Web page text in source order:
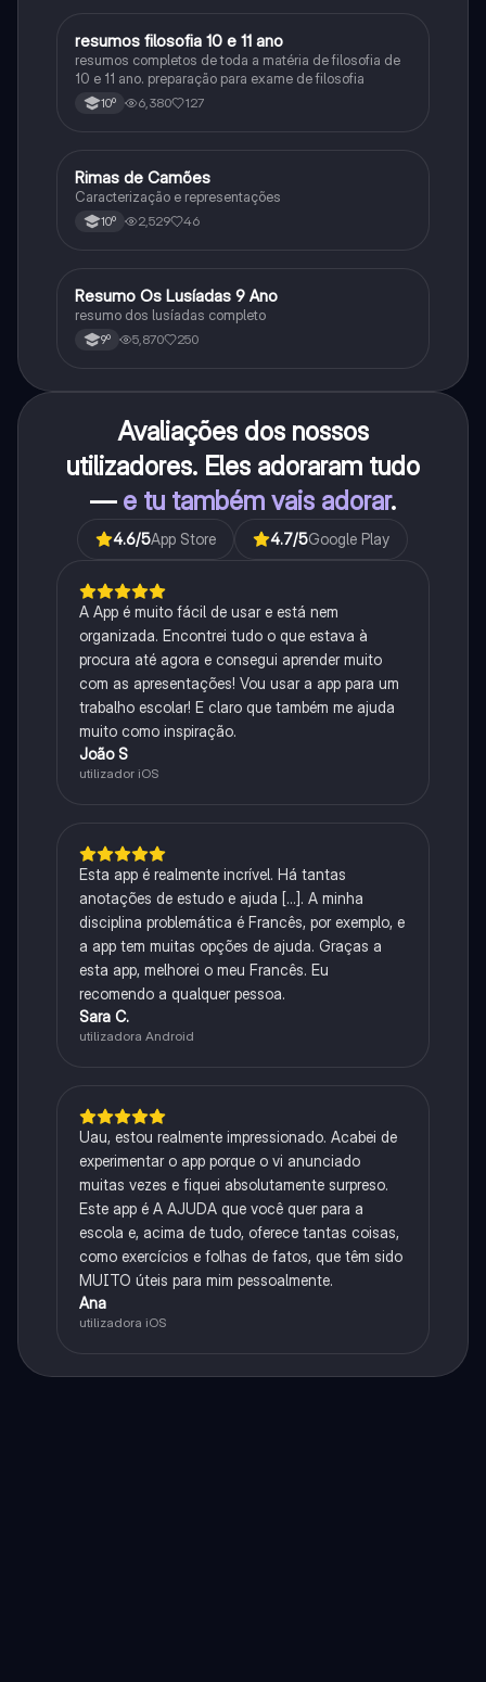
Filosofia
resumos filosofia 10 e 11 ano
resumos completos de toda a matéria de filosofia de
10 e 11 ano. preparação para exame de filosofia
10º 6,380 127
Português
Rimas de Camões
Caracterização e representações
10º 2,529 46
Português
Resumo Os Lusíadas 9 Ano
resumo dos lusíadas completo
9º 5,870 250
Avaliações dos nossos
utilizadores. Eles adoraram tudo
— e tu também vais adorar.
4.6/5App Store 4.7/5Google Play
A App é muito fácil de usar e está nem
organizada. Encontrei tudo o que estava à
procura até agora e consegui aprender muito
com as apresentações! Vou usar a app para um
trabalho escolar! E claro que também me ajuda
muito como inspiração.
João S
utilizador iOS
Esta app é realmente incrível. Há tantas
anotações de estudo e ajuda [...]. A minha
disciplina problemática é Francês, por exemplo, e
a app tem muitas opções de ajuda. Graças a
esta app, melhorei o meu Francês. Eu
recomendo a qualquer pessoa.
Sara C.
utilizadora Android
Uau, estou realmente impressionado. Acabei de
experimentar o app porque o vi anunciado
muitas vezes e fiquei absolutamente surpreso.
Este app é A AJUDA que você quer para a
escola e, acima de tudo, oferece tantas coisas,
como exercícios e folhas de fatos, que têm sido
MUITO úteis para mim pessoalmente.
Ana
utilizadora iOS